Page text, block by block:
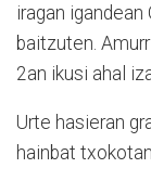
iragan
baitzuten.
2an ikusi ahal
Urte hasieran
hainbat